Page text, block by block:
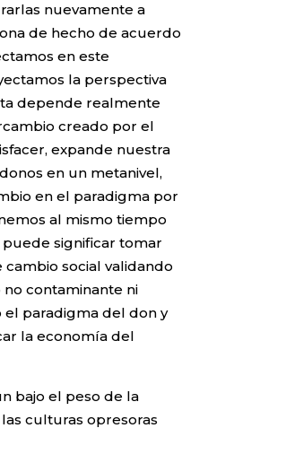
nuevamente a
de hecho de acuerdo
en este
la perspectiva
depende realmente
creado por el
expande nuestra
en un metanivel,
en el paradigma por
al mismo tiempo
significar tomar
social validando
contaminante ni
el paradigma del don y
la economía del
bajo el peso de la
culturas opresoras